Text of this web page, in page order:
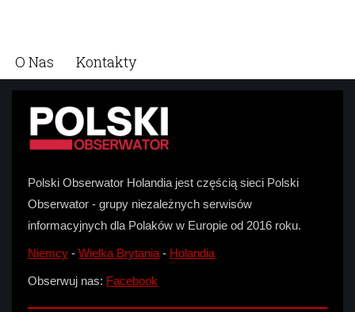
O Nas Kontakty
Polski Obserwator Holandia jest częścią sieci Polski
Obserwator - grupy niezależnych serwisów
informacyjnych dla Polaków w Europie od 2016 roku.
Niemcy - Wielka Brytania- Holandia
Obserwuj nas: Facebook